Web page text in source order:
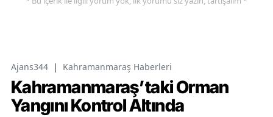
Ajans344 | Kahramanmaraş Haberleri
Kahramanmaraş’taki Orman
Yangını Kontrol Altında